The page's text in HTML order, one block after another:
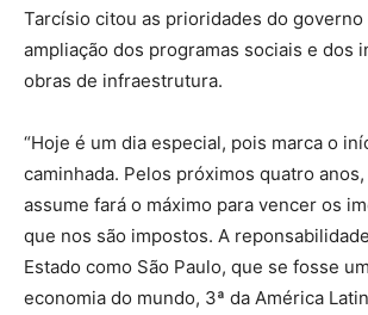
Tarcísio citou as prioridades do
ampliação dos programas sociais e dos
obras de infraestrutura.
“Hoje é um dia especial, pois marca o
caminhada. Pelos próximos quatro
assume fará o máximo para vencer os
que nos são impostos. A
Estado como São Paulo, que se fosse
economia do mundo, 3ª da América